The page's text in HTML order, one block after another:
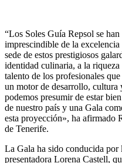
“Los Soles Guía Repsol se
imprescindible de la
sede de estos prestigiosos
identidad culinaria, a la
talento de los profesionales
un motor de desarrollo,
podemos presumir de estar
de nuestro país y una Gala
esta proyección», ha afirmado
de Tenerife.
La Gala ha sido conducida
presentadora Lorena Castell,